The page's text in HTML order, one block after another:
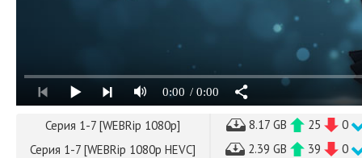
0:00 / 0:00
Серия 1-7 [WEBRip 1080p] 8.17 GB 25
0
Серия 1-7 [WEBRip 1080p HEVC]
2.39 GB 39 0